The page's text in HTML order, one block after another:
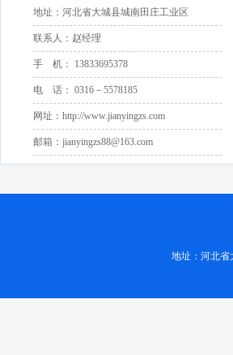
地址：河北省大城县城南田庄工业区
联系人：赵经理
手 机： 13833695378
电 话： 0316－5578185
网址：http://www.jianyingzs.com
邮箱：jianyingzs88@163.com
地址：河北省